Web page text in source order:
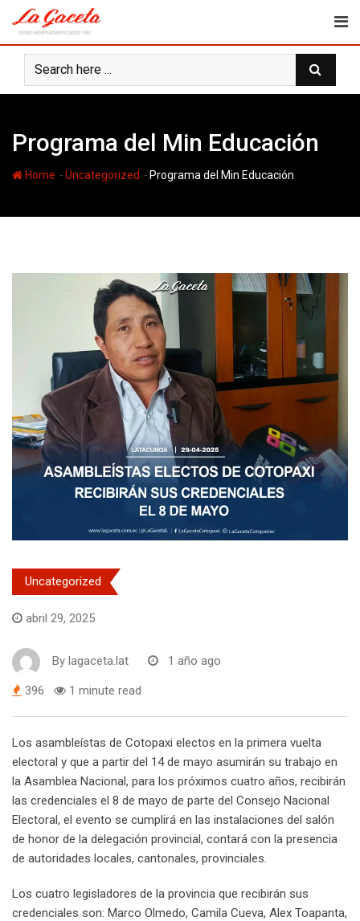
content
Programa del Min Educación
Home -Uncategorized - Programa del Min Educación
Uncategorized
abril 29, 2025
By lagaceta.lat 1 año ago
396 1 minute read
Los asambleístas de Cotopaxi electos en la primera vuelta
electoral y que a partir del 14 de mayo asumirán su trabajo en
la Asamblea Nacional, para los próximos cuatro años, recibirán
las credenciales el 8 de mayo de parte del Consejo Nacional
Electoral, el evento se cumplirá en las instalaciones del salón
de honor de la delegación provincial, contará con la presencia
de autoridades locales, cantonales, provinciales.
Los cuatro legisladores de la provincia que recibirán sus
credenciales son: Marco Olmedo, Camila Cueva, Alex Toapanta,